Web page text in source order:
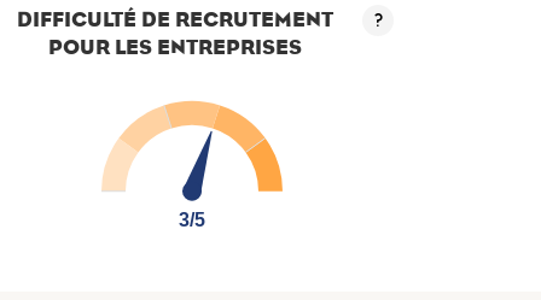
DIFFICULTÉ DE RECRUTEMENT
POUR LES ENTREPRISES
?
3/5
3/5